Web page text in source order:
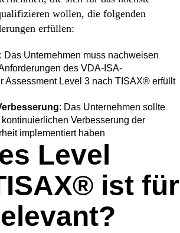
wollen, die folgenden
erfüllen:
: Das Unternehmen muss nachweisen
des VDA-ISA-
Assessment Level 3 nach TISAX® erfüllt
: Das Unternehmen sollte
Verbesserung der
implementiert haben
Level
ist für